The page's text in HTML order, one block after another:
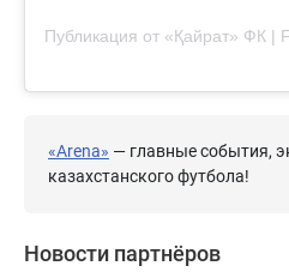
«Arena» — главные события,
казахстанского футбола!